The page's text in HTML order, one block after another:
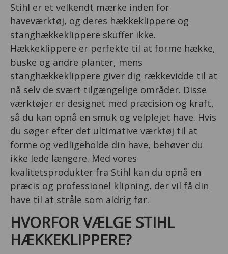
Stihl er et velkendt mærke inden for
haveværktøj, og deres hækkeklippere og
stanghækkeklippere skuffer ikke.
Hækkeklippere er perfekte til at forme hække,
buske og andre planter, mens
stanghækkeklippere giver dig rækkevidde til at
nå selv de svært tilgængelige områder. Disse
værktøjer er designet med præcision og kraft,
så du kan opnå en smuk og velplejet have. Hvis
du søger efter det ultimative værktøj til at
forme og vedligeholde din have, behøver du
ikke lede længere. Med vores
kvalitetsprodukter fra Stihl kan du opnå en
præcis og professionel klipning, der vil få din
have til at stråle som aldrig før.
HVORFOR VÆLGE STIHL
HÆKKEKLIPPERE?